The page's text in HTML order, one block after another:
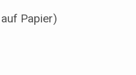
Papier)